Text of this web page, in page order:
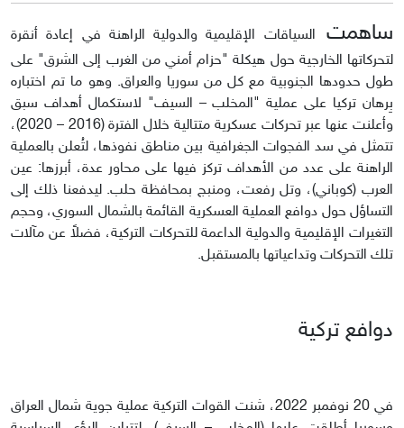
ساهمت
السياقات الإقليمية والدولية الراهنة في إعادة أنقرة
لتحركاتها الخارجية حول هيكلة "حزام أمني من الغرب إلى الشرق" على
طول حدودها الجنوبية مع كل من سوريا والعراق. وهو ما تم اختباره
بِرهان تركيا على عملية "المخلب – السيف" لاستكمال أهداف سبق
وأعلنت عنها عبر تحركات عسكرية متتالية خلال الفترة (2016 – 2020)،
تتمثل في سد الفجوات الجغرافية بين مناطق نفوذها، لتُعلن بالعملية
الراهنة على عدد من الأهداف تركز فيها على محاور عدة، أبرزها: عين
العرب (كوباني)، وتل رفعت، ومنبج بمحافظة حلب. ليدفعنا ذلك إلى
التساؤل حول دوافع العملية العسكرية القائمة بالشمال السوري، وحجم
التغيرات الإقليمية والدولية الداعمة للتحركات التركية، فضلاً عن مآلات
تلك التحركات وتداعياتها بالمستقبل.
دوافع تركية
في 20 نوفمبر 2022، شنت القوات التركية عملية جوية شمال العراق